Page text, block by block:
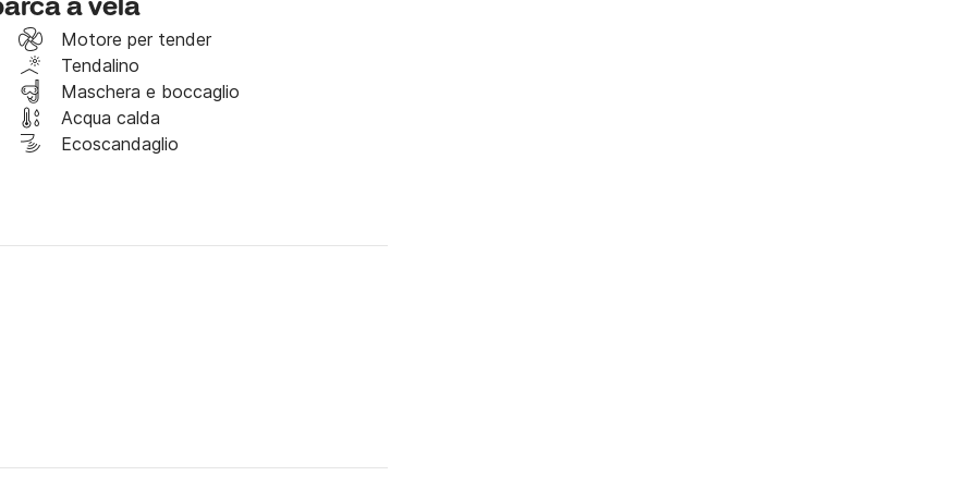
a vela
Motore per tender
Tendalino
Maschera e boccaglio
Acqua calda
Ecoscandaglio